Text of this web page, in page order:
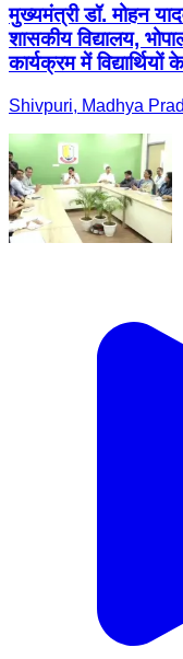
मुख्यमंत्री डॉ. मोहन
शासकीय विद्यालय,
कार्यक्रम में
Shivpuri, Madhya